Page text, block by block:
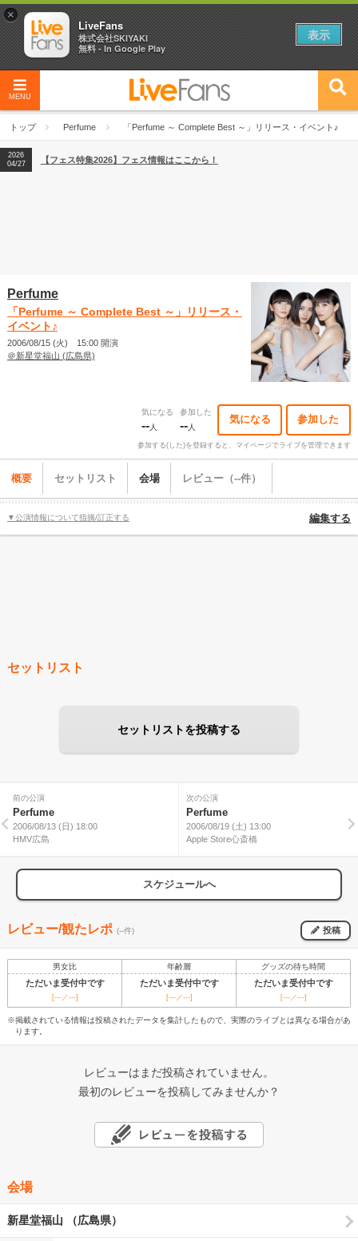
MENU
トップ Perfume 「Perfume ～ Complete Best ～」リリース・イベント♪
2026
04/27
2026
【ライブ動員ランキング】2026年上半期編発表！
2026
04/27
【フェス特集2026】フェス情報はここから！
Perfume
「Perfume ～ Complete Best ～」リリース・
イベント♪
2006/08/15 (火) 15:00 開演
＠新星堂福山 (広島県)
気になる
--人
参加した
--人
気になる 参加した
参加する(した)を登録すると、マイページでライブを管理できます
概要 セットリスト 会場 レビュー（--件）
▼公演情報について指摘/訂正する 編集する
セットリスト
セットリストを投稿する
前の公演
Perfume
2006/08/13 (日) 18:00
HMV広島
次の公演
Perfume
2006/08/19 (土) 13:00
Apple Store心斎橋
スケジュールへ
レビュー/観たレポ (--件) 投稿
男女比 年齢層 グッズの待ち時間
ただいま受付中です ただいま受付中です ただいま受付中です
[---／---] [---／---] [---／---]
※掲載されている情報は投稿されたデータを集計したもので、実際のライブとは異なる場合があ
ります。
レビューはまだ投稿されていません。
最初のレビューを投稿してみませんか？
会場
新星堂福山 （広島県）
×
LiveFans
株式会社SKIYAKI
無料 - In Google Play
表示